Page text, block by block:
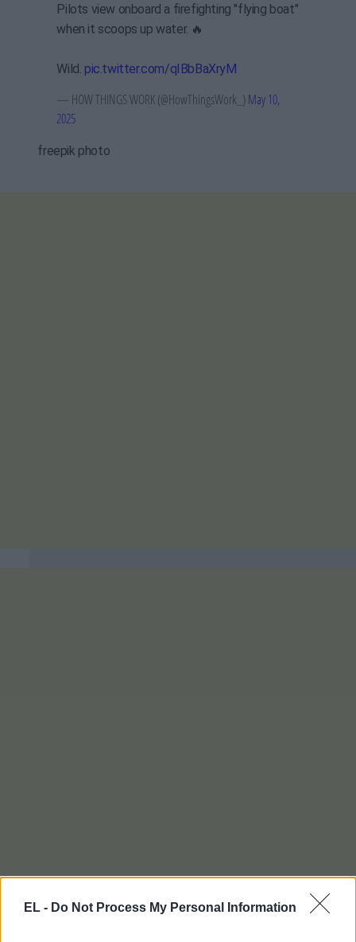
EL - Do Not Process My Personal Information
Pilots view onboard a firefighting "flying boat"
when it scoops up water. 🔥
Wild. pic.twitter.com/qIBbBaXryM
— HOW THINGS WORK (@HowThingsWork_)May 10,
2025
freepik photo